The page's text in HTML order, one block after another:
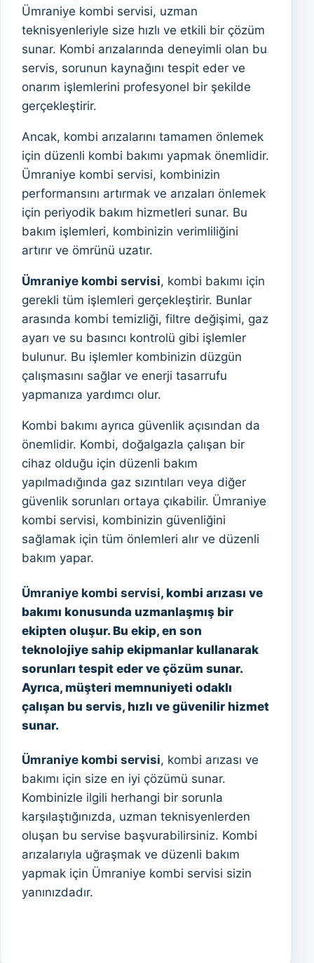
Ümraniye kombi servisi, uzman
teknisyenleriyle size hızlı ve etkili bir çözüm
sunar. Kombi arızalarında deneyimli olan bu
servis, sorunun kaynağını tespit eder ve
onarım işlemlerini profesyonel bir şekilde
gerçekleştirir.
Ancak, kombi arızalarını tamamen önlemek
için düzenli kombi bakımı yapmak önemlidir.
Ümraniye kombi servisi, kombinizin
performansını artırmak ve arızaları önlemek
için periyodik bakım hizmetleri sunar. Bu
bakım işlemleri, kombinizin verimliliğini
artırır ve ömrünü uzatır.
Ümraniye kombi servisi, kombi bakımı için
gerekli tüm işlemleri gerçekleştirir. Bunlar
arasında kombi temizliği, filtre değişimi, gaz
ayarı ve su basıncı kontrolü gibi işlemler
bulunur. Bu işlemler kombinizin düzgün
çalışmasını sağlar ve enerji tasarrufu
yapmanıza yardımcı olur.
Kombi bakımı ayrıca güvenlik açısından da
önemlidir. Kombi, doğalgazla çalışan bir
cihaz olduğu için düzenli bakım
yapılmadığında gaz sızıntıları veya diğer
güvenlik sorunları ortaya çıkabilir. Ümraniye
kombi servisi, kombinizin güvenliğini
sağlamak için tüm önlemleri alır ve düzenli
bakım yapar.
Ümraniye kombi servisi, kombi arızası ve
bakımı konusunda uzmanlaşmış bir
ekipten oluşur. Bu ekip, en son
teknolojiye sahip ekipmanlar kullanarak
sorunları tespit eder ve çözüm sunar.
Ayrıca, müşteri memnuniyeti odaklı
çalışan bu servis, hızlı ve güvenilir hizmet
sunar.
Ümraniye kombi servisi, kombi arızası ve
bakımı için size en iyi çözümü sunar.
Kombinizle ilgili herhangi bir sorunla
karşılaştığınızda, uzman teknisyenlerden
oluşan bu servise başvurabilirsiniz. Kombi
arızalarıyla uğraşmak ve düzenli bakım
yapmak için Ümraniye kombi servisi sizin
yanınızdadır.